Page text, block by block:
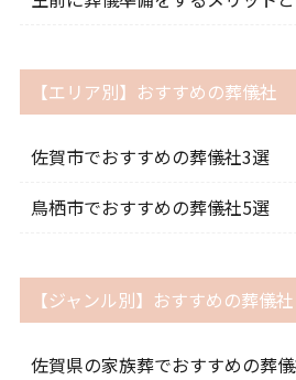
【エリア別】おすすめの葬儀社
佐賀市でおすすめの葬儀社3選
鳥栖市でおすすめの葬儀社5選
【ジャンル別】おすすめの葬儀社
佐賀県の家族葬でおすすめの葬